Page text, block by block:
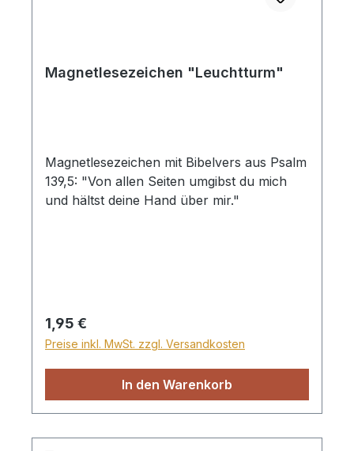
Magnetlesezeichen "Leuchtturm"
Magnetlesezeichen mit Bibelvers aus Psalm
139,5: "Von allen Seiten umgibst du mich
und hältst deine Hand über mir."
Regulärer Preis:
1,95 €
Preise inkl. MwSt. zzgl. Versandkosten
In den Warenkorb